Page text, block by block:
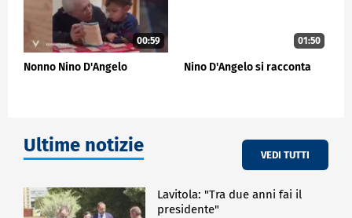
previsioni fino a novembre, la probabilità supera il
90%", ha dichiarato Wilfran Moufouma Okia,
responsabile delle previsioni climatiche presso
l'Organizzazione Meteorologica Mondiale.
00:59
Nonno Nino D'Angelo
01:50
Nino D'Angelo si racconta
Ultime notizie VEDI TUTTI
Lavitola: "Tra due anni fai il
presidente"